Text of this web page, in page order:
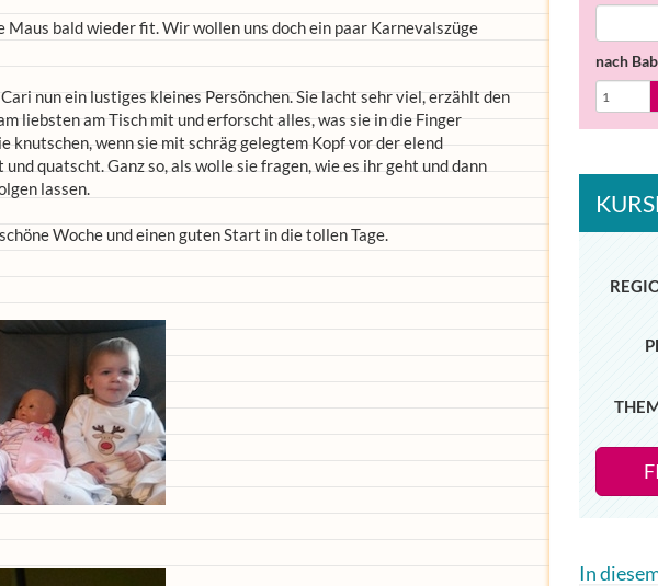
bald wieder fit. Wir wollen uns doch ein paar Karnevalszüge
nun ein lustiges kleines Persönchen. Sie lacht sehr viel, erzählt den
liebsten am Tisch mit und erforscht alles, was sie in die Finger
knutschen, wenn sie mit schräg gelegtem Kopf vor der elend
quatscht. Ganz so, als wolle sie fragen, wie es ihr geht und dann
lassen.
Woche und einen guten Start in die tollen Tage.
nach
In